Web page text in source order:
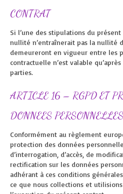
CONTRAT
Si l’une des stipulations du
nullité n’entraînerait pas la nullité
demeureront en vigueur entre les
contractuelle n’est valable
parties.
ARTICLE 16 – RGPD ET
DONNEES PERSONNELLES
Conformément au règlement
protection des données
d’interrogation, d’accès, de
rectification sur les données
adhérant à ces conditions
ce que nous collections et